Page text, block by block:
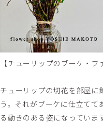
【チューリップのブーケ・フ
チューリップの切花を部屋に
う。それがブーケに仕立て
る動きのある姿になっていま